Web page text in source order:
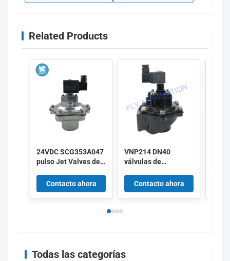
Related Products
24VDC SCG353A047
pulso Jet Valves de
Contacto ahora
VNP214 DN40
válvulas de
pulgadas 220/50
pulso de aluminio
Contacto ahora
Todas las categorías